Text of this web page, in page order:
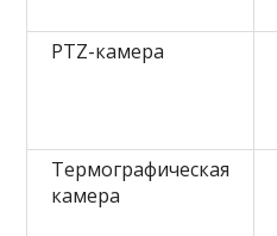
PTZ-камера
Термографическая
камера